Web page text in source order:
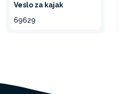
Veslo za kajak
69629